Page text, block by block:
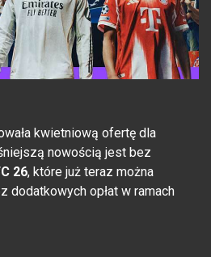
kwietniową ofertę dla
nowością jest bez
26, które już teraz można
dodatkowych opłat w ramach